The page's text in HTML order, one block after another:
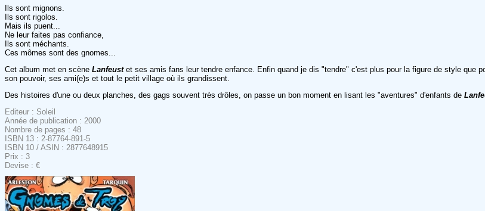
Ils sont mignons.
Ils sont rigolos.
Mais ils puent...
Ne leur faites pas confiance,
Ils sont méchants.
Ces mômes sont des gnomes...
Cet album met en scène Lanfeustet ses amis fans leur tendre enfance. Enfin quand je dis "tendre" c'est plus pour la figure de style que
son pouvoir, ses ami(e)s et tout le petit village où ils grandissent.
Des histoires d'une ou deux planches, des gags souvent très drôles, on passe un bon moment en lisant les "aventures" d'enfants de
Editeur : Soleil
Année de publication : 2000
Nombre de pages : 48
ISBN 13 : 2-87764-891-5
ISBN 10 / ASIN : 2877648915
Prix : 3
Devise : €